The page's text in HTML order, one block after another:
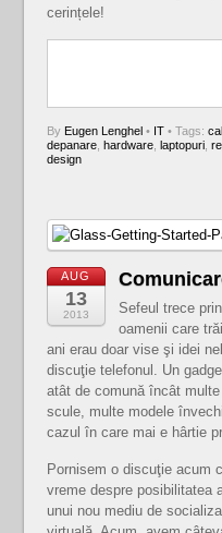
cerințele!
By Eugen Lenghel • IT • Tags:
depanare, hardware, laptopuri,
design
AUG
13
2013
Sefeul trece
oamenii care
ani erau doar vise şi idei
discuţie telefonul. Un
atât de comună încât
scule, multe modele
cazul în care mai e hârtie
Pornisem o discuţie acum
vreme despre posibilitatea
unui nou mediu de